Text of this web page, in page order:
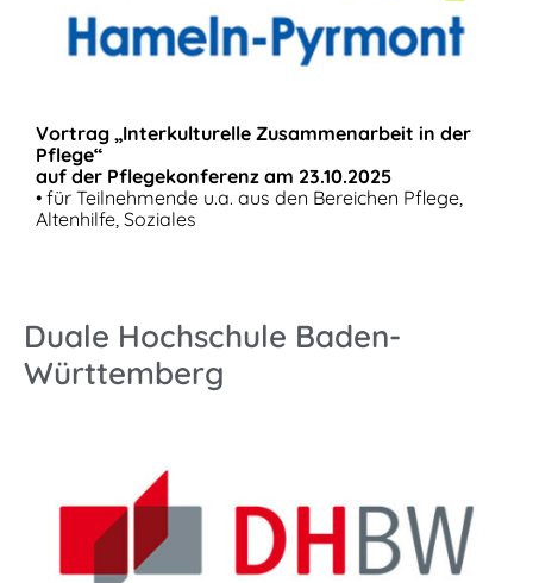
Vortrag „Interkulturelle Zusammenarbeit in der
Pflege“
auf der Pflegekonferenz am 23.10.2025
• für Teilnehmende u.a. aus den Bereichen Pflege,
Altenhilfe, Soziales
Duale Hochschule Baden-
Württemberg